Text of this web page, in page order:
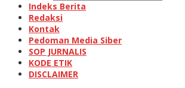
Indeks Berita
Redaksi
Kontak
Pedoman Media Siber
SOP JURNALIS
KODE ETIK
DISCLAIMER